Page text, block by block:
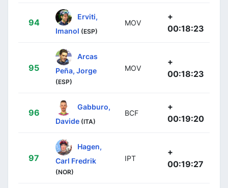
94
Erviti,
Imanol (ESP)
MOV
+
00:18:23
95
Arcas
Peña, Jorge
(ESP)
MOV
+
00:18:23
96
Gabburo,
Davide (ITA)
BCF
+
00:19:20
97
Hagen,
Carl Fredrik
(NOR)
IPT
+
00:19:27